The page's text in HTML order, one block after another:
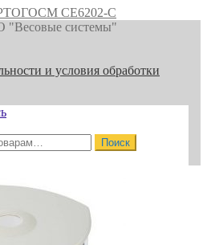
CE6202-C
системы"
и условия обработки
Поиск